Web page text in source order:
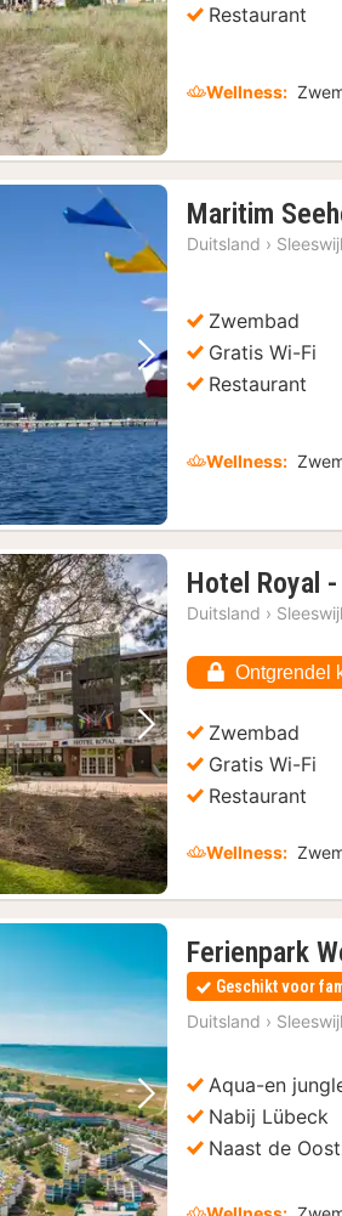
Volgende foto
Restaurant
Wellness:
Volgende foto
Maritim
Duitsland ›
Zwembad
Gratis Wi-Fi
Restaurant
Wellness:
Volgende foto
Hotel Royal
Duitsland ›
Ontgrendel
Zwembad
Gratis Wi-Fi
Restaurant
Wellness:
Volgende foto
Ferienpark
Geschikt voor
Duitsland ›
Aqua-en
Nabij Lübeck
Naast de